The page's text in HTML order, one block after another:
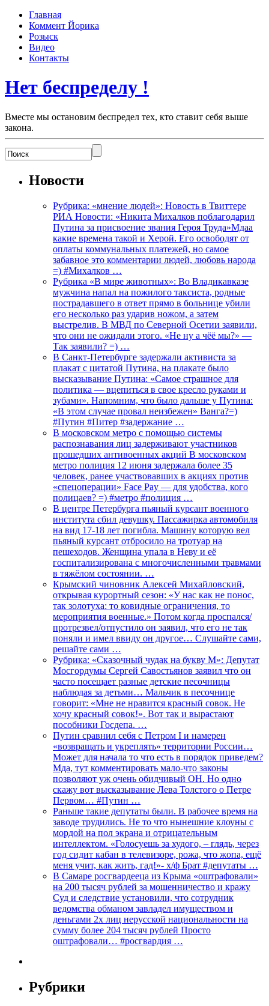
Главная
Коммент Йорика
Розыск
Видео
Контакты
Нет беспределу !
Вместе мы остановим беспредел тех, кто ставит себя выше
закона.
Новости
Рубрика: «мнение людей»: Новость в Твиттере
РИА Новости: «Никита Михалков поблагодарил
Путина за присвоение звания Героя Труда»Мдаа
какие времена такой и Херой. Его освободят от
оплаты коммунальных платежей, но самое
забавное это комментарии людей, любовь народа
=) #Михалков …
Рубрика «В мире животных»: Во Владикавказе
мужчина напал на пожилого таксиста, родные
пострадавшего в ответ прямо в больнице убили
его несколько раз ударив ножом, а затем
выстрелив. В МВД по Северной Осетии заявили,
что они не ожидали этого. «Не ну а чёё мы?» —
Так заявили? =) …
В Санкт-Петербурге задержали активиста за
плакат с цитатой Путина, на плакате было
высказывание Путина: «Самое страшное для
политика — вцепиться в свое кресло руками и
зубами». Напомним, что было дальше у Путина:
«В этом случае провал неизбежен» Ванга?=)
#Путин #Питер #задержание …
В московском метро с помощью системы
распознавания лиц задерживают участников
прошедших антивоенных акций В московском
метро полиция 12 июня задержала более 35
человек, ранее участвовавших в акциях против
«спецоперации» Face Pay — для удобства, кого
полицаев? =) #метро #полиция …
В центре Петербурга пьяный курсант военного
института сбил девушку. Пассажирка автомобиля
на вид 17-18 лет погибла. Машину которую вел
пьяный курсант отбросило на тротуар на
пешеходов. Женщина упала в Неву и её
госпитализирована с многочисленными травмами
в тяжёлом состоянии. …
Крымский чиновник Алексей Михайловский,
открывая курортный сезон: «У нас как не понос,
так золотуха: то ковидные ограничения, то
мероприятия военные.» Потом когда проспался/
протрезвел/отпустило он заявил, что его не так
поняли и имел ввиду он другое… Слушайте сами,
решайте сами …
Рубрика: «Сказочный чудак на букву М»: Депутат
Мосгордумы Сергей Савостьянов заявил что он
часто посещает разные детские песочницы
наблюдая за детьми… Мальчик в песочнице
говорит: «Мне не нравится красный совок. Не
хочу красный совок!». Вот так и вырастают
пособники Госдепа. …
Путин сравнил себя с Петром I и намерен
«возвращать и укреплять» территории России…
Может для начала то что есть в порядок приведем?
Мда, тут комментировать мало-что законы
позволяют уж очень обидчивый ОН. Но одно
скажу вот высказывание Лева Толстого о Петре
Первом… #Путин …
Раньше такие депутаты были. В рабочее время на
заводе трудились. Не то что нынешние клоуны с
мордой на пол экрана и отрицательным
интеллектом. «Голосуешь за худого, – глядь, через
год сидит кабан в телевизоре, рожа, что жопа, ещё
меня учит, как жить, гад!»- х/ф Брат #депутаты …
В Самаре росгвардееца из Крыма «оштрафовали»
на 200 тысяч рублей за мошенничество и кражу
Суд и следствие установили, что сотрудник
ведомства обманом завладел имуществом и
деньгами 2х лиц нерусской национальности на
сумму более 204 тысяч рублей Просто
оштрафовали… #росгвардия …
Рубрики